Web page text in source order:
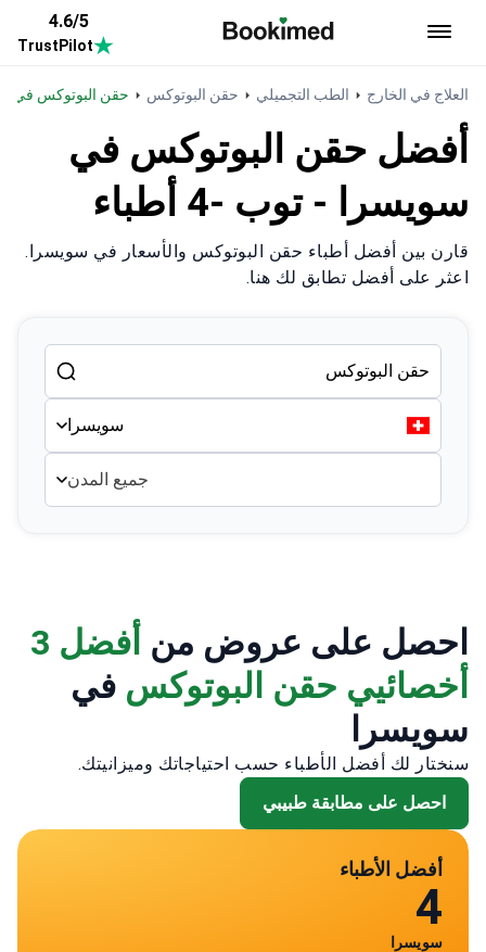
4.6/5
TrustPilot
العلاج في الخارج الطب التجميلي حقن البوتوكس حقن البوتوكس في
أفضل حقن البوتوكس في
سويسرا - توب -4 أطباء
قارن بين أفضل أطباء حقن البوتوكس والأسعار في سويسرا.
اعثر على أفضل تطابق لك هنا.
سويسرا
جميع المدن
احصل على عروض من
أفضل 3
أخصائيي حقن البوتوكس في
سويسرا
سنختار لك أفضل الأطباء حسب احتياجاتك وميزانيتك.
احصل على مطابقة طبيبي
أفضل الأطباء
4
سويسرا